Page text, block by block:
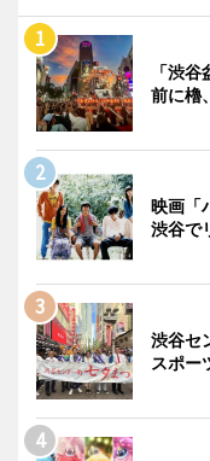
「渋
前に櫓
映画「
渋谷で
渋谷セ
スポー